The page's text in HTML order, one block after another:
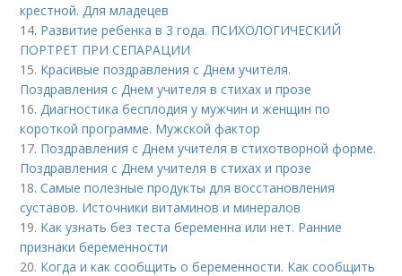
крестной. Для младецев
14. Развитие ребенка в 3 года. ПСИХОЛОГИЧЕСКИЙ
ПОРТРЕТ ПРИ СЕПАРАЦИИ
15. Красивые поздравления с Днем учителя.
Поздравления с Днем учителя в стихах и прозе
16.Диагностика бесплодия у мужчин и женщин по
короткой программе. Мужской фактор
17. Поздравления с Днем учителя в стихотворной форме.
Поздравления с Днем учителя в стихах и прозе
18.Самые полезные продукты для восстановления
суставов. Источники витаминов и минералов
19. Как узнать без теста беременна или нет. Ранние
признаки беременности
20. Когда и как сообщить о беременности. Как сообщить